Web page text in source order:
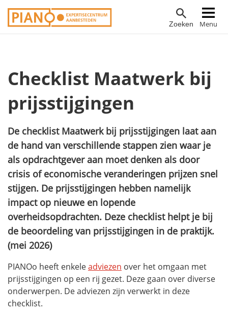
Overslaan
en
gaan
Zoeken Menu
Hoofdnavigatie
Checklist Maatwerk bij
prijsstijgingen
De checklist Maatwerk bij prijsstijgingen laat aan
de hand van verschillende stappen zien waar je
als opdrachtgever aan moet denken als door
crisis of economische veranderingen prijzen snel
stijgen. De prijsstijgingen hebben namelijk
impact op nieuwe en lopende
overheidsopdrachten. Deze checklist helpt je bij
de beoordeling van prijsstijgingen in de praktijk.
(mei 2026)
PIANOo heeft enkeleadviezen over het omgaan met
prijsstijgingen op een rij gezet. Deze gaan over diverse
onderwerpen. De adviezen zijn verwerkt in deze
checklist.